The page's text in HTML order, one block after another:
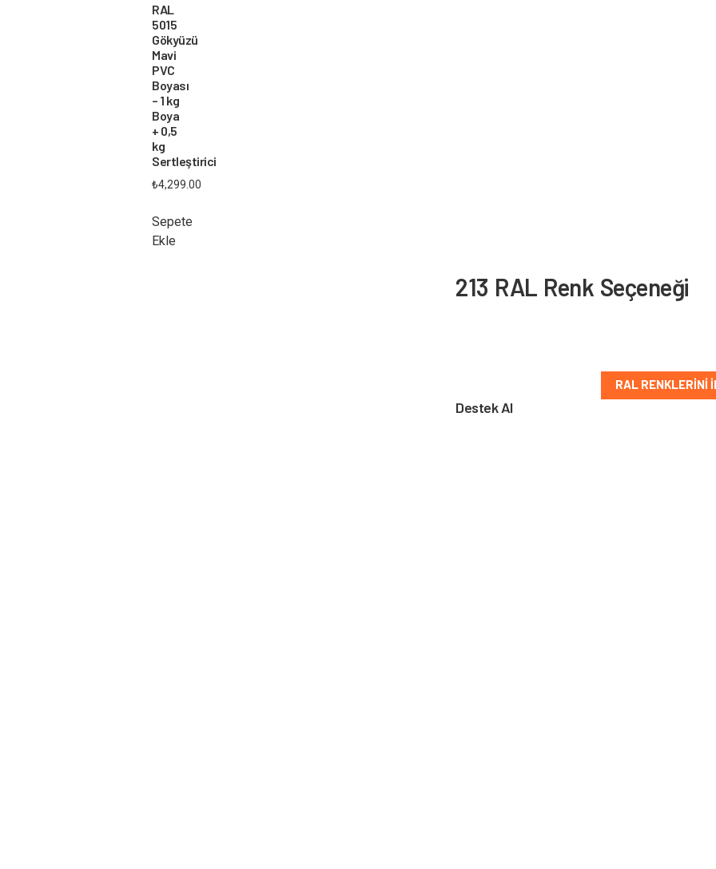
RAL
5015
Gökyüzü
Mavi
PVC
Boyası
– 1 kg
Boya
+ 0,5
kg
Sertleştirici
₺4,299.00
Sepete
Ekle
213 RAL Renk Seçeneği
RAL RENKLERINI
Destek Al